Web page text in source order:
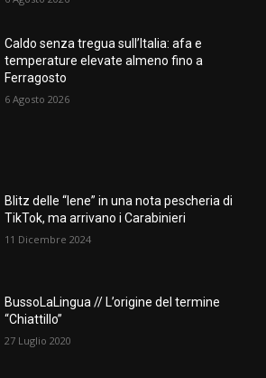
Caldo senza tregua sull’Italia: afa e
temperature elevate almeno fino a
Ferragosto
6 Agosto 2026
Blitz delle “Iene” in una nota pescheria di
TikTok, ma arrivano i Carabinieri
11 Dicembre 2024
BussoLaLingua // L’origine del termine
“Chiattillo”
27 Luglio 2020